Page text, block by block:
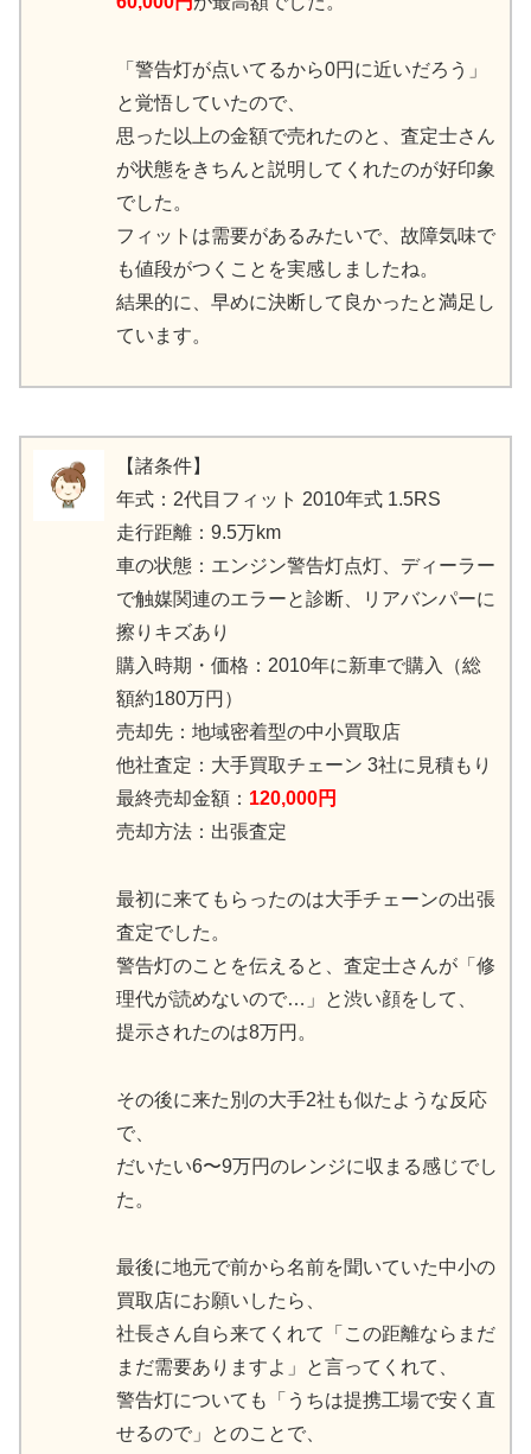
「警告灯が点いてるから0円に近いだろう」
と覚悟していたので、
思った以上の金額で売れたのと、査定士さん
が状態をきちんと説明してくれたのが好印象
でした。
フィットは需要があるみたいで、故障気味で
も値段がつくことを実感しましたね。
結果的に、早めに決断して良かったと満足し
ています。
【諸条件】
年式：2代目フィット 2010年式 1.5RS
走行距離：9.5万km
車の状態：エンジン警告灯点灯、ディーラー
で触媒関連のエラーと診断、リアバンパーに
擦りキズあり
購入時期・価格：2010年に新車で購入（総
額約180万円）
売却先：地域密着型の中小買取店
他社査定：大手買取チェーン 3社に見積もり
最終売却金額： 120,000円
売却方法：出張査定
最初に来てもらったのは大手チェーンの出張
査定でした。
警告灯のことを伝えると、査定士さんが「修
理代が読めないので…」と渋い顔をして、
提示されたのは8万円。
その後に来た別の大手2社も似たような反応
で、
だいたい6〜9万円のレンジに収まる感じでし
た。
最後に地元で前から名前を聞いていた中小の
買取店にお願いしたら、
社長さん自ら来てくれて「この距離ならまだ
まだ需要ありますよ」と言ってくれて、
警告灯についても「うちは提携工場で安く直
せるので」とのことで、